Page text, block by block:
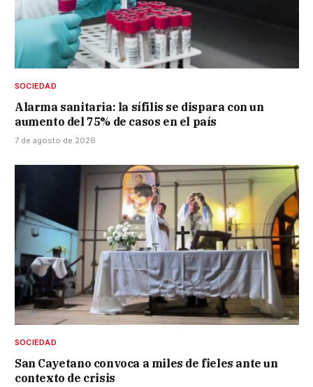
SOCIEDAD
Alarma sanitaria: la sífilis se dispara con un
aumento del 75% de casos en el país
7 de agosto de 2026
SOCIEDAD
San Cayetano convoca a miles de fieles ante un
contexto de crisis